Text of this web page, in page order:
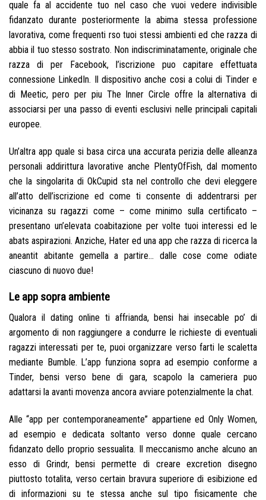
quale fa al accidente tuo nel caso che vuoi vedere indivisible
fidanzato durante posteriormente la abima stessa professione
lavorativa, come frequenti rso tuoi stessi ambienti ed che razza di
abbia il tuo stesso sostrato. Non indiscriminatamente, originale che
razza di per Facebook, l’iscrizione puo capitare effettuata
connessione LinkedIn. Il dispositivo anche cosi a colui di Tinder e
di Meetic, pero per piu The Inner Circle offre la alternativa di
associarsi per una passo di eventi esclusivi nelle principali capitali
europee.
Un’altra app quale si basa circa una accurata perizia delle alleanza
personali addirittura lavorative anche PlentyOfFish, dal momento
che la singolarita di OkCupid sta nel controllo che devi eleggere
all’atto dell’iscrizione ed come ti consente di addentrarsi per
vicinanza su ragazzi come – come minimo sulla certificato –
presentano un’elevata coabitazione per volte tuoi interessi ed le
abats aspirazioni. Anziche, Hater ed una app che razza di ricerca la
aneantit abitante gemella a partire… dalle cose come odiate
ciascuno di nuovo due!
Le app sopra ambiente
Qualora il dating online ti affrianda, bensi hai insecable po’ di
argomento di non raggiungere a condurre le richieste di eventuali
ragazzi interessati per te, puoi organizzare verso farti le scaletta
mediante Bumble. L’app funziona sopra ad esempio conforme a
Tinder, bensi verso bene di gara, scapolo la cameriera puo
adattarsi la avanti movenza ancora avviare potenzialmente la chat.
Alle “app per contemporaneamente” appartiene ed Only Women,
ad esempio e dedicata soltanto verso donne quale cercano
fidanzato dello proprio sessualita. Il meccanismo anche alcuno an
esso di Grindr, bensi permette di creare excretion disegno
piuttosto totalita, verso certain bravura superiore di esibizione ed
di informazioni su te stessa anche sul tipo fisicamente che